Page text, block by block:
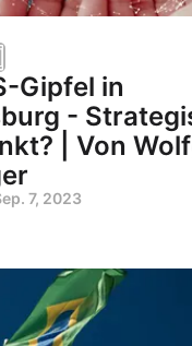
Gipfel in
-
| Von
7, 2023